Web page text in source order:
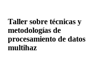
Taller sobre técnicas y
metodologías de
procesamiento de datos
multihaz